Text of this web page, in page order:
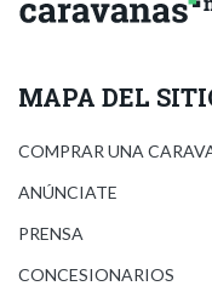
MAPA DEL
COMPRAR UNA
ANÚNCIATE
PRENSA
CONCESIONARIOS